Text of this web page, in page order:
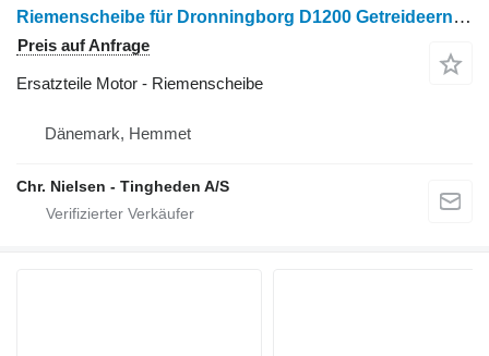
Riemenscheibe für Dronningborg D1200 Getreideernter
Preis auf Anfrage
Ersatzteile Motor - Riemenscheibe
Dänemark, Hemmet
Chr. Nielsen - Tingheden A/S